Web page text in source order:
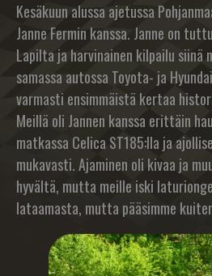
Kesäkuun alussa ajetussa
Janne Fermin kanssa. Janne on
Lapilta ja harvinainen kilpailu siinä
samassa autossa Toyota- ja
varmasti ensimmäistä kertaa
Meillä oli Jannen kanssa erittäin
matkassa Celica ST185:lla ja
mukavasti. Ajaminen oli kivaa ja
hyvältä, mutta meille iski
lataamasta, mutta pääsimme